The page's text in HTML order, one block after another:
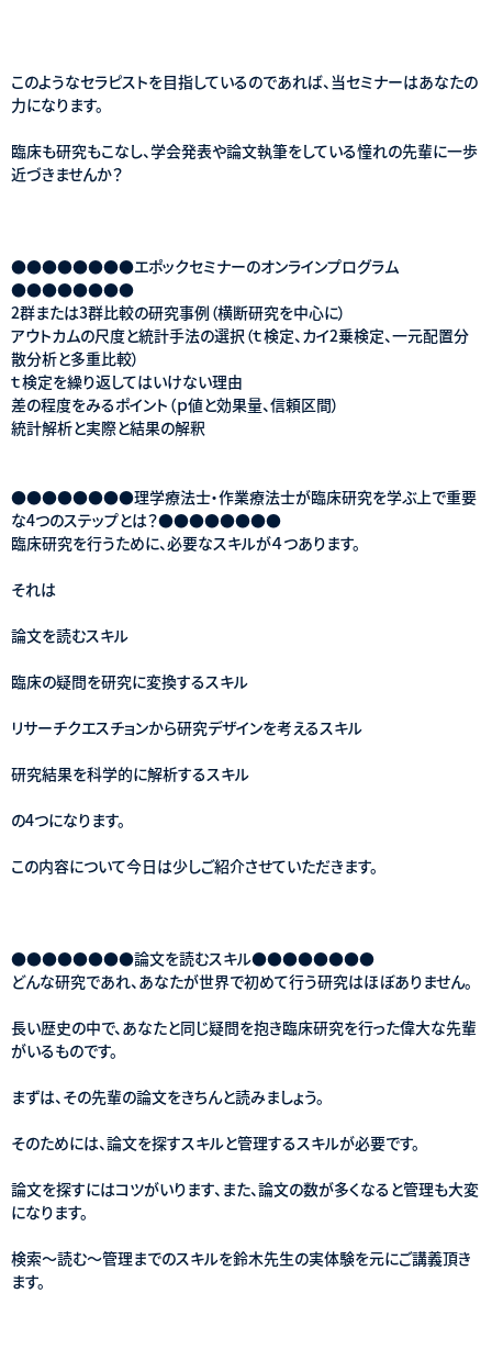
このようなセラピストを目指しているのであれば、当セミナーはあなたの
力になります。
臨床も研究もこなし、学会発表や論文執筆をしている憧れの先輩に一歩
近づきませんか？
●●●●●●●●エポックセミナーのオンラインプログラム
●●●●●●●●
2群または3群比較の研究事例（横断研究を中心に）
アウトカムの尺度と統計手法の選択（ｔ検定、カイ2乗検定、一元配置分
散分析と多重比較）
ｔ検定を繰り返してはいけない理由
差の程度をみるポイント（ｐ値と効果量、信頼区間）
統計解析と実際と結果の解釈
●●●●●●●●理学療法士・作業療法士が臨床研究を学ぶ上で重要
な4つのステップとは？●●●●●●●●
臨床研究を行うために、必要なスキルが４つあります。
それは
論文を読むスキル
臨床の疑問を研究に変換するスキル
リサーチクエスチョンから研究デザインを考えるスキル
研究結果を科学的に解析するスキル
の4つになります。
この内容について今日は少しご紹介させていただきます。
●●●●●●●●論文を読むスキル●●●●●●●●
どんな研究であれ、あなたが世界で初めて行う研究はほぼありません。
長い歴史の中で、あなたと同じ疑問を抱き臨床研究を行った偉大な先輩
がいるものです。
まずは、その先輩の論文をきちんと読みましょう。
そのためには、論文を探すスキルと管理するスキルが必要です。
論文を探すにはコツがいります、また、論文の数が多くなると管理も大変
になります。
検索～読む～管理までのスキルを鈴木先生の実体験を元にご講義頂き
ます。